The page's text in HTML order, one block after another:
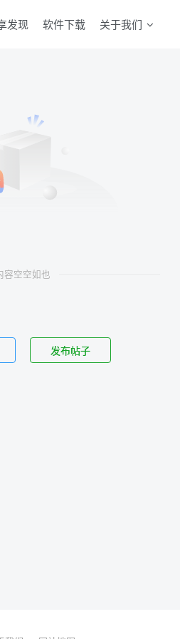
发现 软件下载 关于我们
容空空如也
发布帖子